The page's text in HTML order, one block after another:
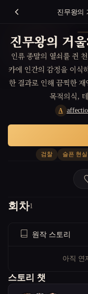
진무왕의
진무왕의 거
인류 종말의 열쇠를 쥔
카에 인간의 감정을 이식
한 결과로 인해 끔찍한
목적의식,
A
검찰 슬픈 현실
회차1
원작 스토리
아직 연
스토리 챗